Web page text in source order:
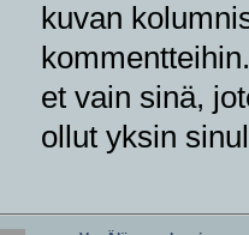
kuvan
et vain sinä,
ollut yksin